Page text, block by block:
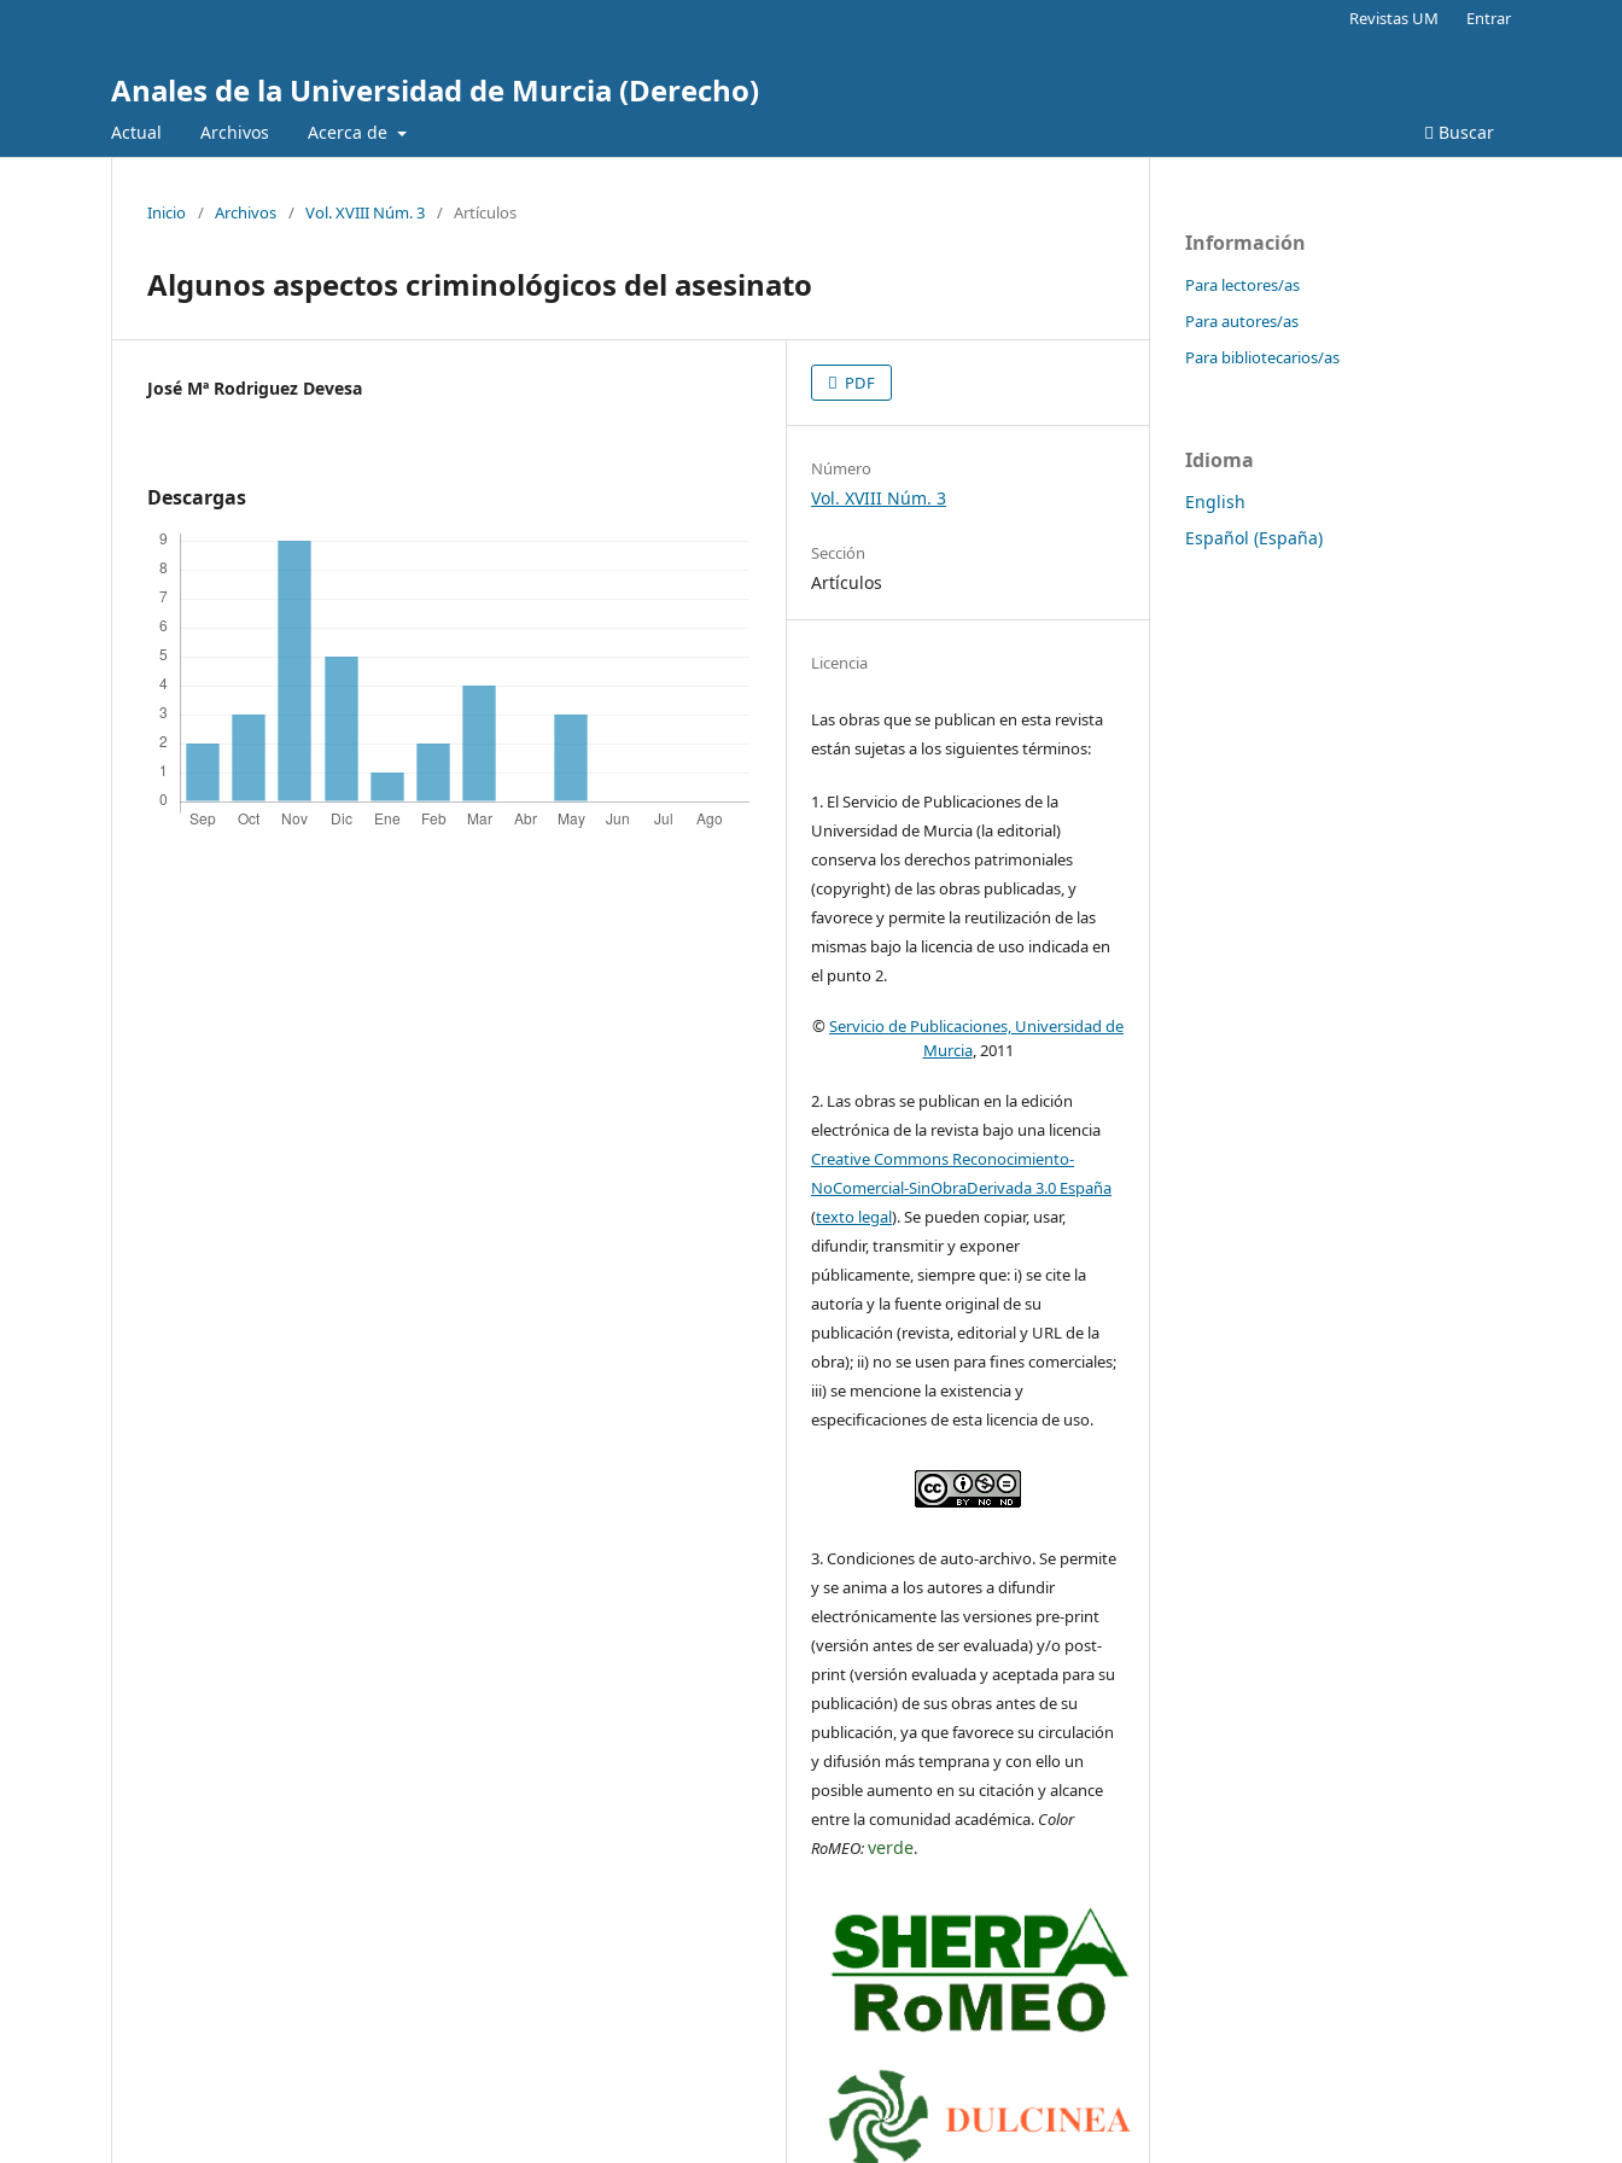
Anales de la Universidad de Murcia (Derecho)
Actual Archivos Acerca de Buscar
Revistas UM Entrar
Inicio / Archivos / Vol. XVIII Núm. 3 / Artículos
Algunos aspectos criminológicos del asesinato
José Mª Rodriguez Devesa
Descargas
PDF
Número
Vol. XVIII Núm. 3
Sección
Artículos
Licencia
Las obras que se publican en esta revista
están sujetas a los siguientes términos:
1. El Servicio de Publicaciones de la
Universidad de Murcia (la editorial)
conserva los derechos patrimoniales
(copyright) de las obras publicadas, y
favorece y permite la reutilización de las
mismas bajo la licencia de uso indicada en
el punto 2.
©Servicio de Publicaciones, Universidad de
Murcia, 2011
2. Las obras se publican en la edición
electrónica de la revista bajo una licencia
Creative Commons Reconocimiento-
NoComercial-SinObraDerivada 3.0 España
(texto legal). Se pueden copiar, usar,
difundir, transmitir y exponer
públicamente, siempre que: i) se cite la
autoría y la fuente original de su
publicación (revista, editorial y URL de la
obra); ii) no se usen para fines comerciales;
iii) se mencione la existencia y
especificaciones de esta licencia de uso.
3. Condiciones de auto-archivo. Se permite
y se anima a los autores a difundir
electrónicamente las versiones pre-print
(versión antes de ser evaluada) y/o post-
print (versión evaluada y aceptada para su
publicación) de sus obras antes de su
publicación, ya que favorece su circulación
y difusión más temprana y con ello un
posible aumento en su citación y alcance
entre la comunidad académica. Color
RoMEO:verde.
Información
Para lectores/as
Para autores/as
Para bibliotecarios/as
Idioma
English
Español (España)